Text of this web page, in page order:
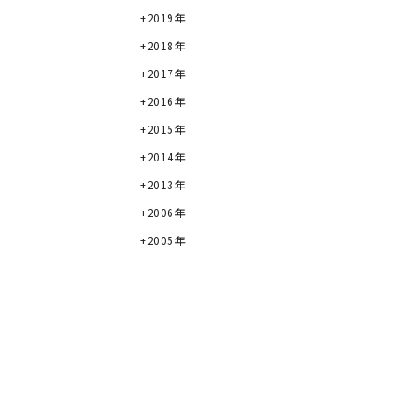
2019年
2018年
2017年
2016年
2015年
2014年
2013年
2006年
2005年